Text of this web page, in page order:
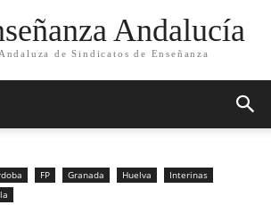
Andalucía
de Sindicatos de Enseñanza
FP Granada Huelva
Interinas